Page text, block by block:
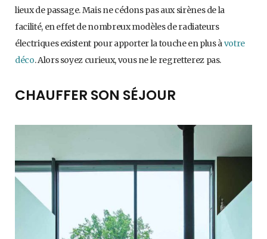
lieux de passage. Mais ne cédons pas aux sirènes de la
facilité, en effet de nombreux modèles de radiateurs
électriques existent pour apporter la touche en plus àvotre
déco. Alors soyez curieux, vous ne le regretterez pas.
CHAUFFER SON SÉJOUR